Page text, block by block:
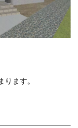
ます。